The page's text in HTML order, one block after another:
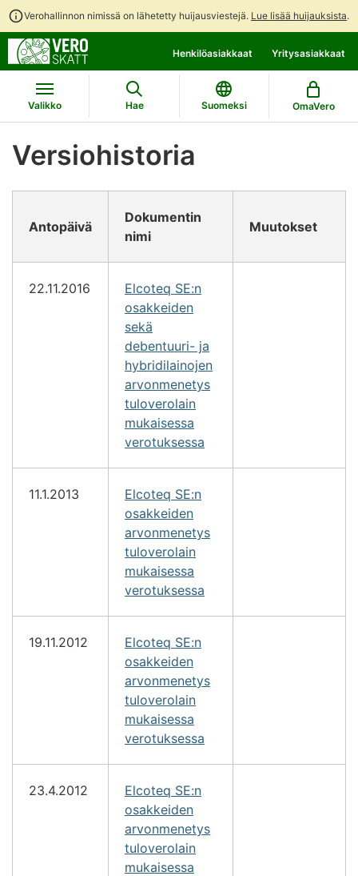
Verohallinnon nimissä on lähetetty huijausviestejä. Lue lisää huijauksista.
suoraan
sisältöön
koko
sivuston
hakuun
Henkilöasiakkaat Yritysasiakkaat
Valikko Hae Suomeksi OmaVero
Versiohistoria
Antopäivä
Dokumentin
nimi
Muutokset
22.11.2016
Elcoteq SE:n
osakkeiden
sekä
debentuuri- ja
hybridilainojen
arvonmenetys
tuloverolain
mukaisessa
verotuksessa
11.1.2013
Elcoteq SE:n
osakkeiden
arvonmenetys
tuloverolain
mukaisessa
verotuksessa
19.11.2012
Elcoteq SE:n
osakkeiden
arvonmenetys
tuloverolain
mukaisessa
verotuksessa
23.4.2012
Elcoteq SE:n
osakkeiden
arvonmenetys
tuloverolain
mukaisessa